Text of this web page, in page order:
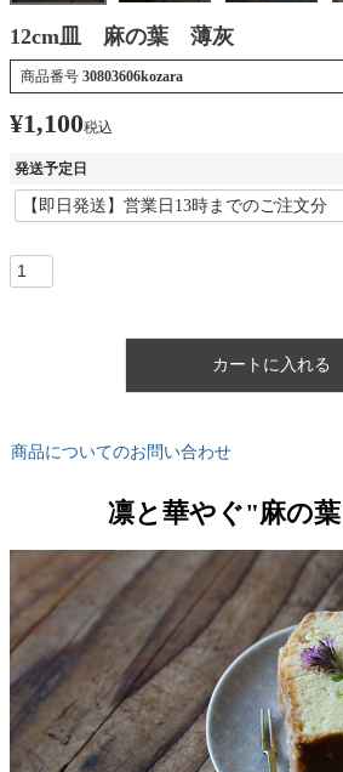
12cm皿 麻の葉 薄灰
商品番号 30803606kozara
¥1,100税込
発送予定日
カートに入れる
商品についてのお問い合わせ
凛と華やぐ"麻の